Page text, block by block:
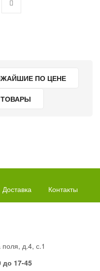
ПО ЦЕНЕ
Доставка Контакты
д.4, с.1
до 17-45